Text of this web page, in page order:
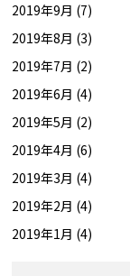
2019年9月 (7)
2019年8月 (3)
2019年7月 (2)
2019年6月 (4)
2019年5月 (2)
2019年4月 (6)
2019年3月 (4)
2019年2月 (4)
2019年1月 (4)